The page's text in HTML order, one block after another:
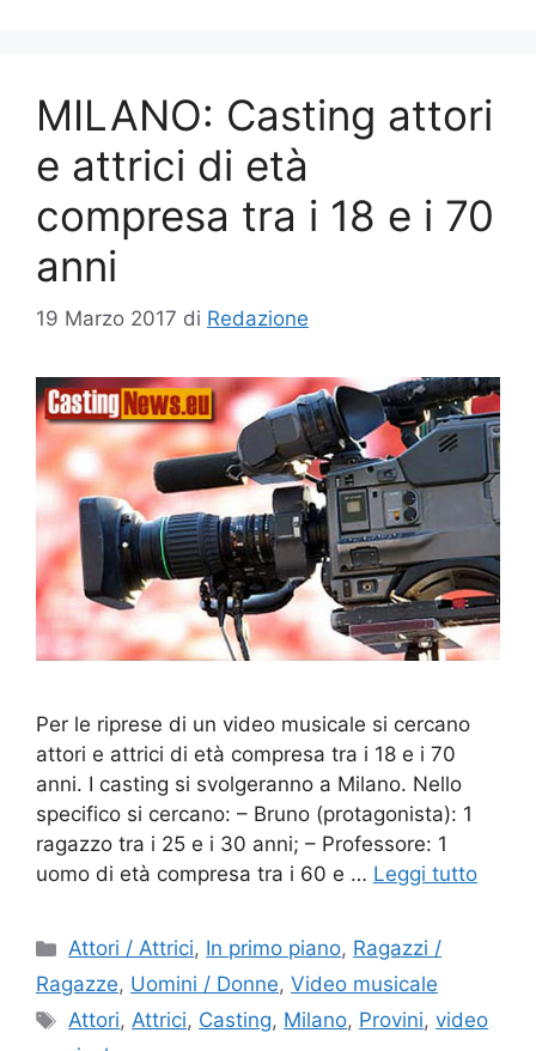
MILANO: Casting attori
e attrici di età
compresa tra i 18 e i 70
anni
19 Marzo 2017 di Redazione
Per le riprese di un video musicale si cercano
attori e attrici di età compresa tra i 18 e i 70
anni. I casting si svolgeranno a Milano. Nello
specifico si cercano: – Bruno (protagonista): 1
ragazzo tra i 25 e i 30 anni; – Professore: 1
uomo di età compresa tra i 60 e … Leggi tutto
Categorie
Attori / Attrici, In primo piano, Ragazzi /
Ragazze, Uomini / Donne, Video musicale
Tag
Attori,Attrici, Casting, Milano, Provini,video